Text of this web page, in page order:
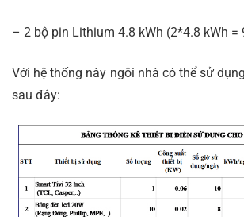
– 2 bộ pin Lithium 4.8 kWh (2*4.8 kWh =
Với hệ thống này ngôi nhà có thể sử
sau đây: